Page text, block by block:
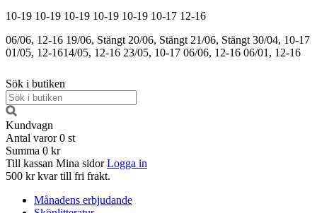
10-19 10-19 10-19 10-19 10-19 10-17 12-16
06/06, 12-16 19/06, Stängt 20/06, Stängt 21/06, Stängt 30/04, 10-17
01/05, 12-1614/05, 12-16 23/05, 10-17 06/06, 12-16 06/01, 12-16
Sök i butiken
Kundvagn
Antal varor 0 st
Summa 0 kr
Till kassan Mina sidor Logga in
500 kr kvar till fri frakt.
Månadens erbjudande